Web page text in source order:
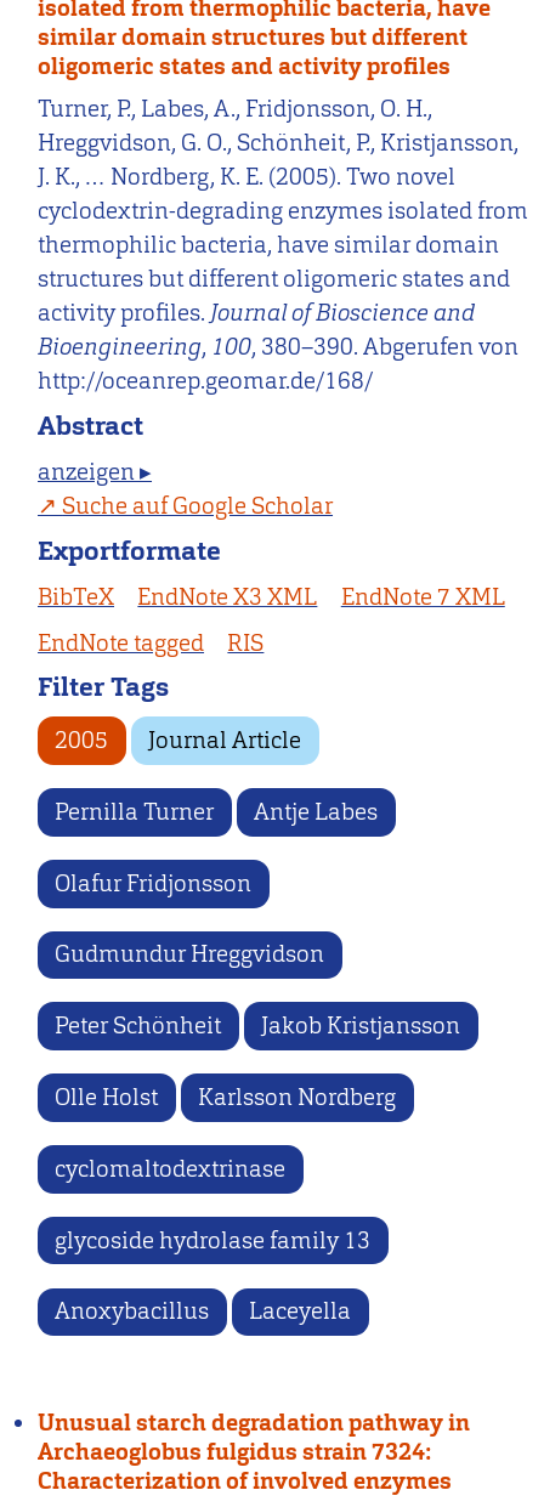
isolated from thermophilic bacteria, have
similar domain structures but different
oligomeric states and activity profiles
Turner, P., Labes, A., Fridjonsson, O. H.,
Hreggvidson, G. O., Schönheit, P., Kristjansson,
J. K., … Nordberg, K. E. (2005). Two novel
cyclodextrin-degrading enzymes isolated from
thermophilic bacteria, have similar domain
structures but different oligomeric states and
activity profiles. Journal of Bioscience and
Bioengineering, 100, 380–390. Abgerufen von
http://oceanrep.geomar.de/168/
Abstract
anzeigen ▸
Suche auf Google Scholar
Exportformate
BibTeX EndNote X3 XML
EndNote 7 XML
EndNote tagged
RIS
Filter Tags
2005 Journal Article
Pernilla Turner Antje Labes
Olafur Fridjonsson
Gudmundur Hreggvidson
Peter Schönheit Jakob Kristjansson
Olle Holst Karlsson Nordberg
cyclomaltodextrinase
glycoside hydrolase family 13
Anoxybacillus Laceyella
Unusual starch degradation pathway in
Archaeoglobus fulgidus strain 7324:
Characterization of involved enzymes